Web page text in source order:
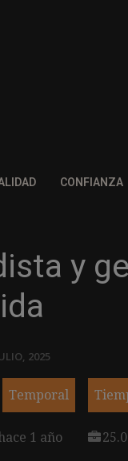
CONFIANZA
y
2025
Temporal
1 año